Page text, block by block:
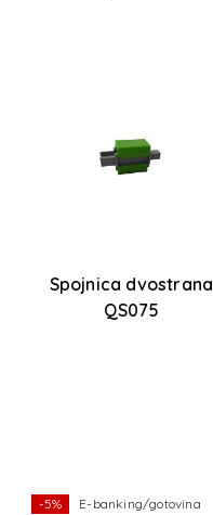
Spojnica dvostrana
QS075
-5%
E-banking/gotovina